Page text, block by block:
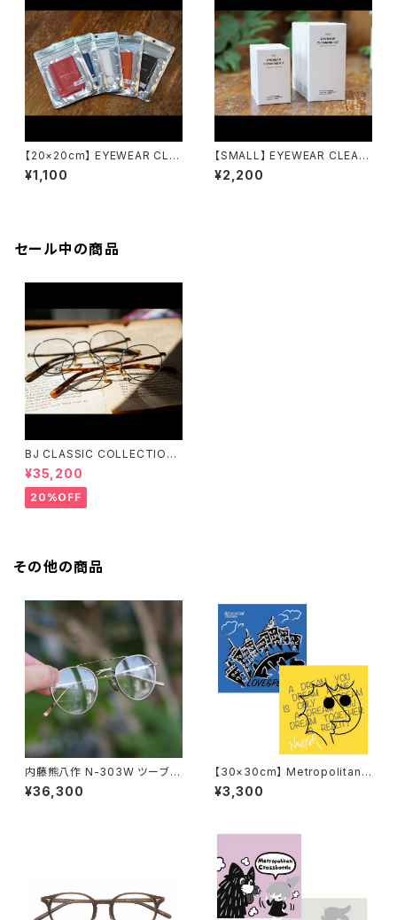
【20×20cm】 EYEWEAR CLO
TH アイウェアクロス emw / e
yewear maintenance work
¥1,100
【SMALL】 EYEWEAR CLEANI
NG KIT アイウェアクリーニン
グキット emw / eyewear mai
¥2,200
セール中の商品
BJ CLASSIC COLLECTION
¥35,200
20%OFF
その他の商品
内藤熊八作 N-303W ツーブリ
ッジ ダブルブリッジ ボストン
¥36,300
【30×30cm】 Metropolitan
Crossbottle メトロポリタンク
ロスボトル MCB330 / MCB O
¥3,300